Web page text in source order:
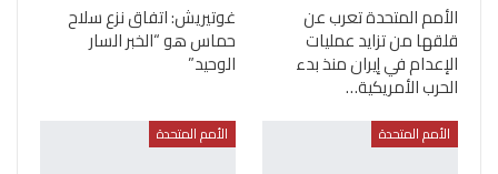
الأمم المتحدة تعرب عن
قلقها من تزايد عمليات
الإعدام في إيران منذ بدء
الحرب الأمريكية…
غوتيريش: اتفاق نزع سلاح
حماس هو “الخبر السار
الوحيد”
الأمم المتحدة الأمم المتحدة